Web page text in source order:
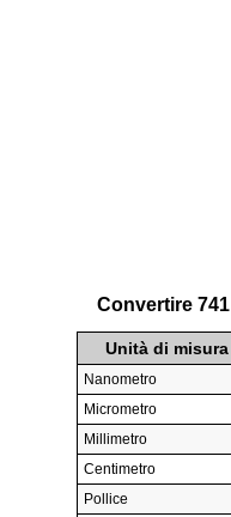
Convertire
Unità di misura
Nanometro
Micrometro
Millimetro
Centimetro
Pollice